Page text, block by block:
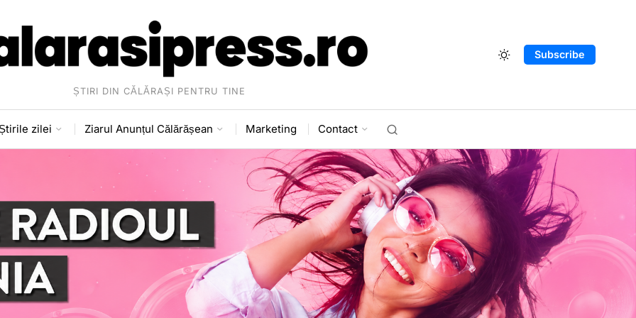
ȘTIRI DIN CĂLĂRAȘI PENTRU TINE
Subscribe
zilei Ziarul Anunțul Călărășean Marketing Contact